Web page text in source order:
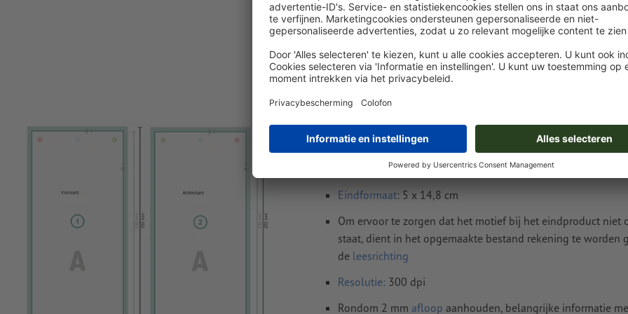
€ 47,25
Levering circa:
wo. 19 aug.
Gewicht: ca. 44,5 g
Instructies voor drukgegevens
Gegevensformaat (incl. 2 mm afloop): 5,4 x 15,2 cm
Eindformaat: 5 x 14,8 cm
Om ervoor te zorgen dat het motief bij het eindproduct niet
staat, dient in het opgemaakte bestand rekening te worden
de leesrichting
Resolutie: 300 dpi
Rondom 2 mm afloop aanhouden, belangrijke informatie